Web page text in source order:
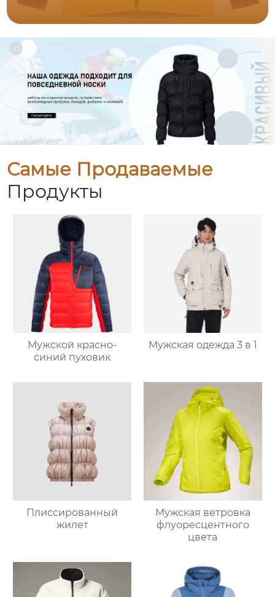
Самые Продаваемые
Продукты
Мужской красно-
синий пуховик
Мужская одежда 3 в 1
Плиссированный
жилет
Мужская ветровка
флуоресцентного
цвета